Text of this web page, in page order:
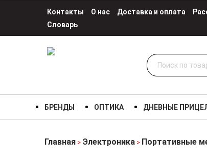
Контакты О нас Доставка и оплата
Словарь
Искать:
БРЕНДЫ ОПТИКА ДНЕВНЫЕ
Главная > Электроника > Портативные